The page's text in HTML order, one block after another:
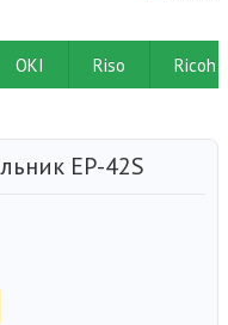
OKI Riso Ricoh
EP-42S